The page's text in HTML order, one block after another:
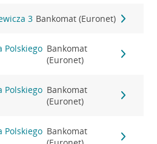
3 Bankomat (Euronet)
Polskiego Bankomat
(Euronet)
Polskiego Bankomat
(Euronet)
Polskiego Bankomat